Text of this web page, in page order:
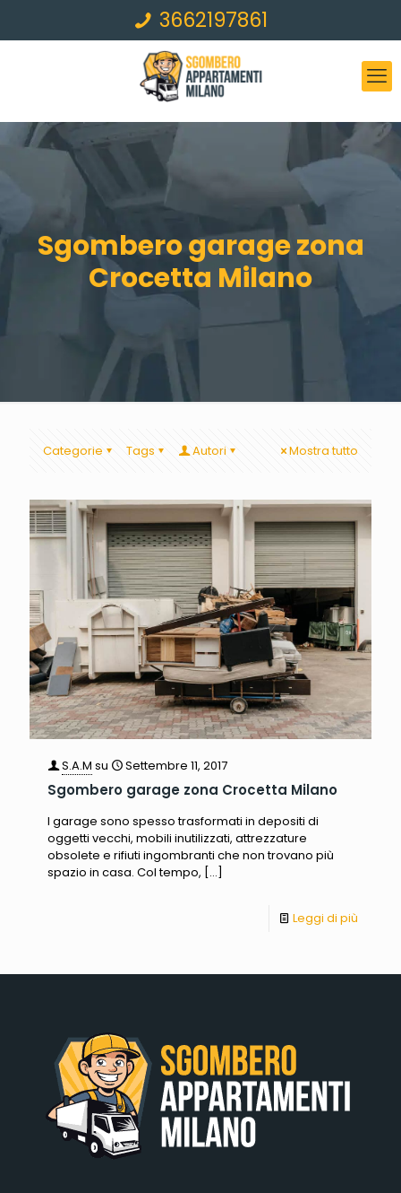
3662197861
Sgombero garage zona
Crocetta Milano
Categorie Tags Autori Mostra tutto
S.A.M su Settembre 11, 2017
Sgombero garage zona Crocetta Milano
I garage sono spesso trasformati in depositi di
oggetti vecchi, mobili inutilizzati, attrezzature
obsolete e rifiuti ingombranti che non trovano più
spazio in casa. Col tempo, […]
Leggi di più